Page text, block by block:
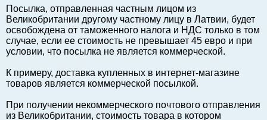
Экономическая история
Прямая речь
Благотворительность
Форумы
Книга
Архив
Сергей Тюленев: студия
Посылка, отправленная частным лицом из
Великобритании другому частному лицу в Латвии, будет
освобождена от таможенного налога и НДС только в том
случае, если ее стоимость не превышает 45 евро и при
условии, что посылка не является коммерческой.
К примеру, доставка купленных в интернет-магазине
товаров является коммерческой посылкой.
При получении некоммерческого почтового отправления
из Великобритании, стоимость товара в котором